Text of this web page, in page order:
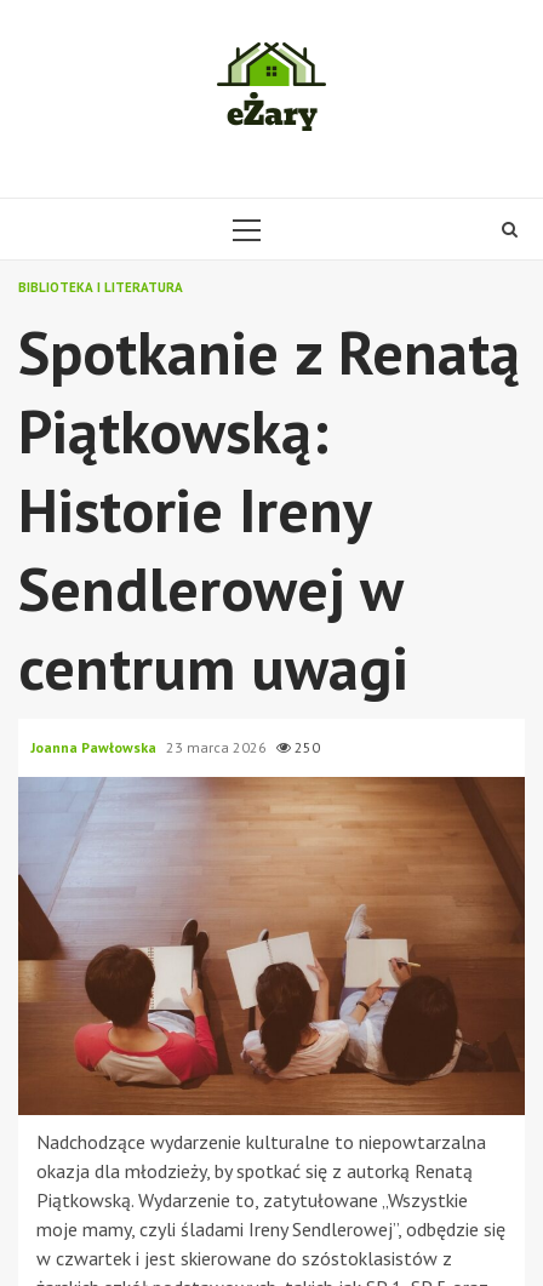
PRIMARY
BIBLIOTEKA I LITERATURA
Spotkanie z Renatą
Piątkowską:
Historie Ireny
Sendlerowej w
centrum uwagi
Joanna Pawłowska 23 marca 2026 250
Nadchodzące wydarzenie kulturalne to niepowtarzalna
okazja dla młodzieży, by spotkać się z autorką Renatą
Piątkowską. Wydarzenie to, zatytułowane „Wszystkie
moje mamy, czyli śladami Ireny Sendlerowej”, odbędzie się
w czwartek i jest skierowane do szóstoklasistów z